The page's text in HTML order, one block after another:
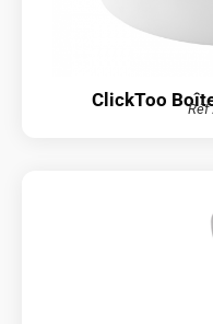
ClickToo Réf